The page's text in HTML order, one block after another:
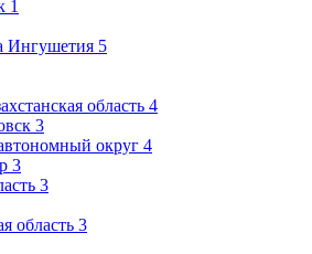
1
Ингушетия 5
область 4
3
округ 4
3
3
область 3